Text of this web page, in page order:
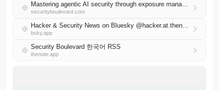
Mastering agentic AI security through exposure management
securityboulevard.com
Hacker & Security News on Bluesky @hacker.at.thenote.app
bsky.app
Security Boulevard 한국어 RSS
thenote.app